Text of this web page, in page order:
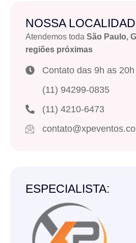
NOSSA
Atendemos toda São Paulo,
regiões próximas
Contato das 9h as 20h
(11) 94299-0835
(11) 4210-6473
ESPECIALISTA: